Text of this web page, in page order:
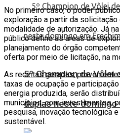
5º Champion de Vôlei
duplas neste domingo
No primeiro caso, o poder
exploração a partir da
modalidade de autorização. Já
público define as áreas de
planejamento do órgão
oferta por meio de licitação, na
As receitas geradas,
taxas de ocupação e
energia produzida, serão
municípios, com investimentos,
pesquisa, inovação tecnológica
sustentável.